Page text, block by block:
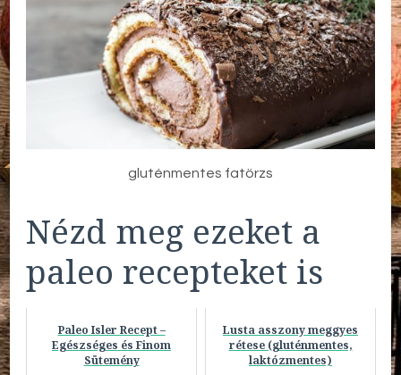
gluténmentes fatörzs
Nézd meg ezeket a
paleo recepteket is
Paleo Isler Recept –
Egészséges és Finom
Sütemény
Lusta asszony meggyes
rétese (gluténmentes,
laktózmentes)